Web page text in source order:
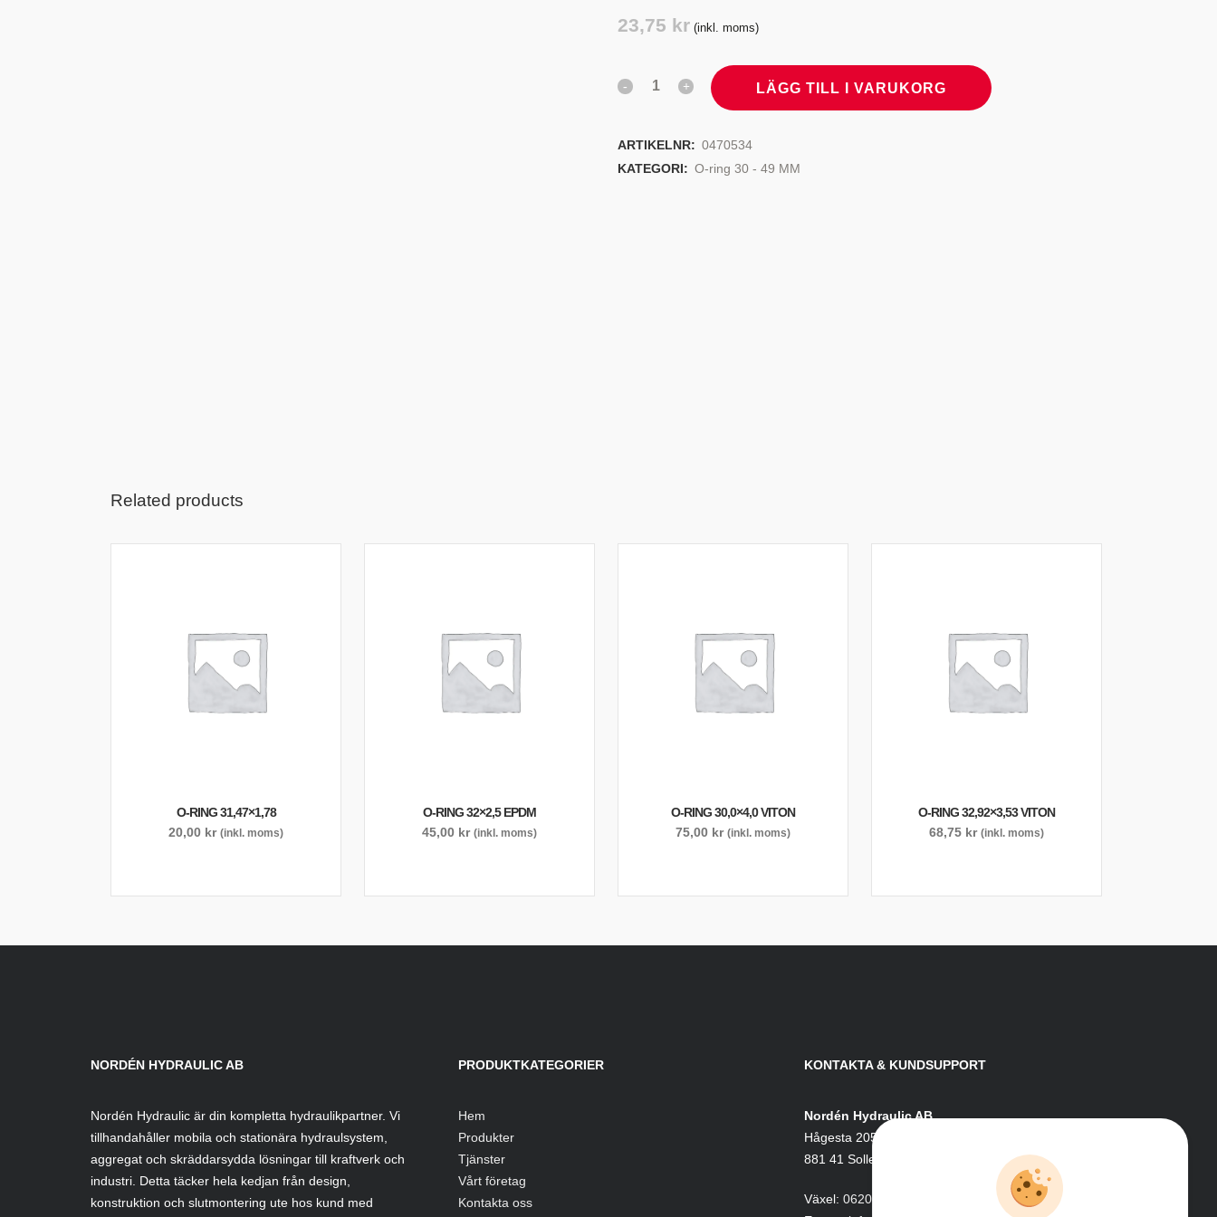
23,75 kr (inkl. moms)
LÄGG TILL I VARUKORG
ARTIKELNR: 0470534
KATEGORI: O-ring 30 - 49 MM
Related products
O-RING 31,47×1,78
20,00 kr (inkl. moms)
O-RING 32×2,5 EPDM
45,00 kr (inkl. moms)
O-RING 30,0×4,0 VITON
75,00 kr (inkl. moms)
O-RING 32,92×3,53 VITON
68,75 kr (inkl. moms)
NORDÉN HYDRAULIC AB
Nordén Hydraulic är din kompletta hydraulikpartner. Vi
tillhandahåller mobila och stationära hydraulsystem,
aggregat och skräddarsydda lösningar till kraftverk och
industri. Detta täcker hela kedjan från design,
konstruktion och slutmontering ute hos kund med
PRODUKTKATEGORIER
Hem
Produkter
Tjänster
Vårt företag
Kontakta oss
KONTAKTA & KUNDSUPPORT
Nordén Hydraulic AB
Hågesta 205
881 41 Sollefteå
Växel: 0620-161 41